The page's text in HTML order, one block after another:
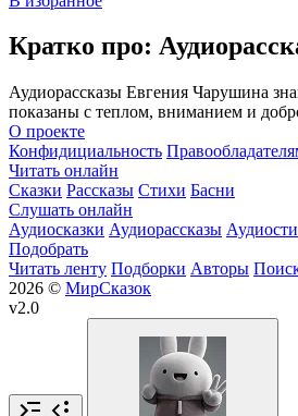
Кратко про:
Аудиорассказы Евгения Чарушина
показаны с теплом, вниманием и
О проекте
Конфидициальность
Читать онлайн
Сказки Рассказы Стихи Басни
Слушать онлайн
Аудиосказки Аудиорассказы
Подобрать
Читать ленту Подборки Авторы
2026 © МирСказок
v2.0